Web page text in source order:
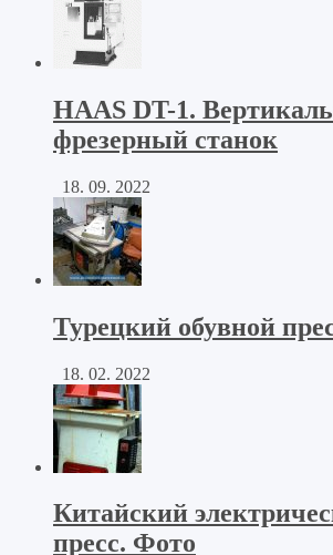
HAAS DT-1.
фрезерный станок
18. 09. 2022
Турецкий обувной
18. 02. 2022
Китайский
пресс. Фото